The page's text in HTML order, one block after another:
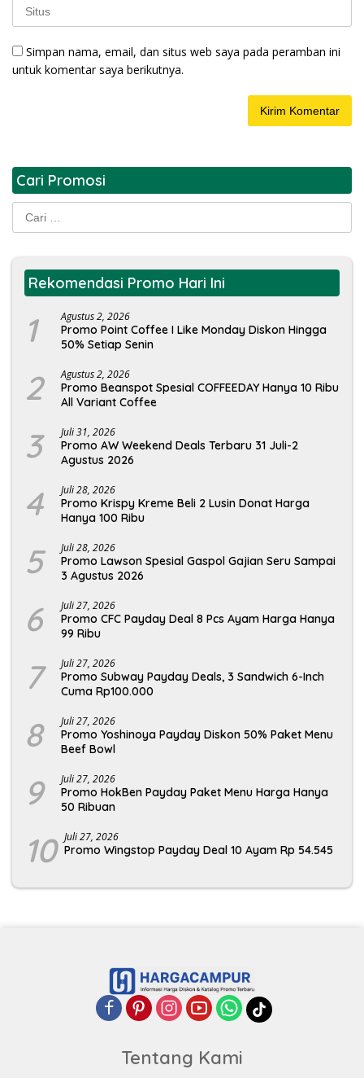
Simpan nama, email, dan situs web saya pada peramban ini
untuk komentar saya berikutnya.
Cari Promosi
Rekomendasi Promo Hari Ini
1 Agustus 2, 2026
Promo Point Coffee I Like Monday Diskon Hingga
50% Setiap Senin
2 Agustus 2, 2026
Promo Beanspot Spesial COFFEEDAY Hanya 10 Ribu
All Variant Coffee
3 Juli 31, 2026
Promo AW Weekend Deals Terbaru 31 Juli-2
Agustus 2026
4 Juli 28, 2026
Promo Krispy Kreme Beli 2 Lusin Donat Harga
Hanya 100 Ribu
5 Juli 28, 2026
Promo Lawson Spesial Gaspol Gajian Seru Sampai
3 Agustus 2026
6 Juli 27, 2026
Promo CFC Payday Deal 8 Pcs Ayam Harga Hanya
99 Ribu
7 Juli 27, 2026
Promo Subway Payday Deals, 3 Sandwich 6-Inch
Cuma Rp100.000
8 Juli 27, 2026
Promo Yoshinoya Payday Diskon 50% Paket Menu
Beef Bowl
9 Juli 27, 2026
Promo HokBen Payday Paket Menu Harga Hanya
50 Ribuan
10 Juli 27, 2026
Promo Wingstop Payday Deal 10 Ayam Rp 54.545
Tentang Kami